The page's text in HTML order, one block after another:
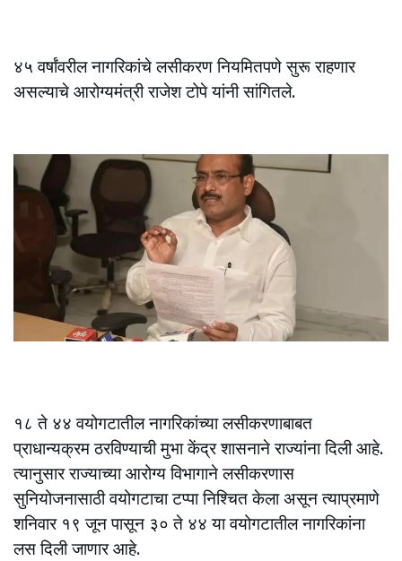
४५ वर्षांवरील नागरिकांचे लसीकरण नियमितपणे सुरू राहणार
असल्याचे आरोग्यमंत्री राजेश टोपे यांनी सांगितले.
१८ ते ४४ वयोगटातील नागरिकांच्या लसीकरणाबाबत
प्राधान्यक्रम ठरविण्याची मुभा केंद्र शासनाने राज्यांना दिली आहे.
त्यानुसार राज्याच्या आरोग्य विभागाने लसीकरणास
सुनियोजनासाठी वयोगटाचा टप्पा निश्चित केला असून त्याप्रमाणे
शनिवार १९ जून पासून ३० ते ४४ या वयोगटातील नागरिकांना
लस दिली जाणार आहे.